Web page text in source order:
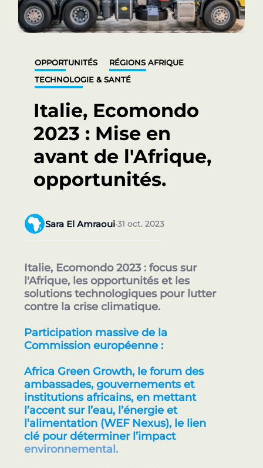
OPPORTUNITÉS
RÉGIONS AFRIQUE
TECHNOLOGIE & SANTÉ
Italie, Ecomondo
2023 : Mise en
avant de l'Afrique,
opportunités.
Sara El Amraoui•31 oct. 2023
Italie, Ecomondo 2023 : focus sur
l'Afrique, les opportunités et les
solutions technologiques pour lutter
contre la crise climatique.
Participation massive de la
Commission européenne :
Africa Green Growth, le forum des
ambassades, gouvernements et
institutions africains, en mettant
l’accent sur l’eau, l’énergie et
l’alimentation (WEF Nexus), le lien
clé pour déterminer l’impact
environnemental.